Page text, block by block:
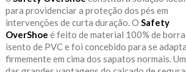
para providenciar a proteção dos pés em
intervenções de curta duração. O Safety
OverShoe é feito de material 100% de
isento de PVC e foi concebido para se
firmemente em cima dos sapatos normais.